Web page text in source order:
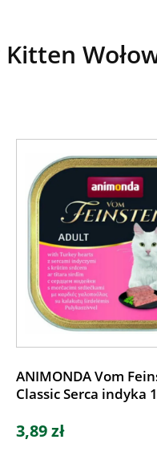
ANIMONDA Vom
Classic Serca indyka
3,89 zł